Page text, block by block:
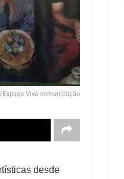
Vivo comunicação
desde